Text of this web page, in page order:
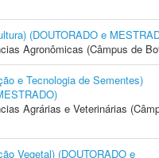
(DOUTORADO e
Agronômicas (Câmpus de
e Tecnologia de Sementes)
Agrárias e Veterinárias
Vegetal) (DOUTORADO e